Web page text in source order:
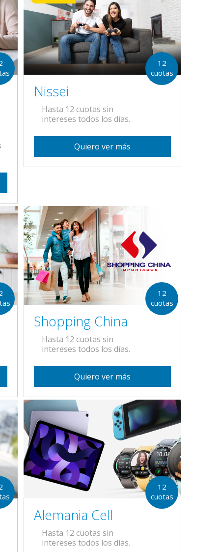
12
cuotas
Nissei
Hasta 12 cuotas sin
intereses todos los días.
Quiero ver más
12
cuotas
Shopping China
Hasta 12 cuotas sin
intereses todos los días.
Quiero ver más
12
cuotas
Alemania Cell
Hasta 12 cuotas sin
intereses todos los días.